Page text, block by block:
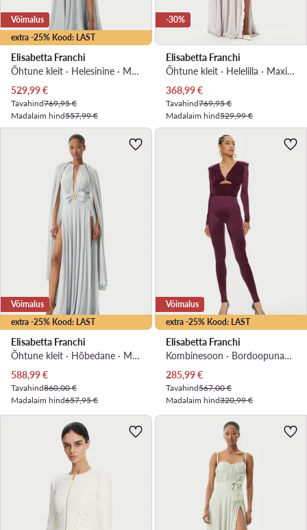
extra -25% Kood: LAST
Võimalus
Elisabetta Franchi
Õhtune kleit · Helesinine · Maxi, Asümmeetriline
Praegune hind
529,99€
Tavahind769,95 €
Madalaim hind557,99 €
-30%
Elisabetta Franchi
Õhtune kleit · Helelilla · Maxi, Asümmeetriline
Praegune hind
368,99€
Tavahind769,95 €
Madalaim hind529,99 €
extra -25% Kood: LAST
Võimalus
Elisabetta Franchi
Õhtune kleit · Hõbedane · Maxi
Praegune hind
588,99€
Tavahind860,00 €
Madalaim hind657,95 €
extra -25% Kood: LAST
Võimalus
Elisabetta Franchi
Kombinesoon · Bordoopunane · Pikkus 7/8
Praegune hind
285,99€
Tavahind567,00 €
Madalaim hind320,99 €